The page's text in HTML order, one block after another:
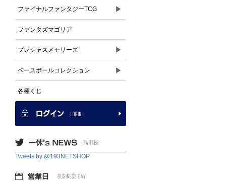
ファイナルファンタジーTCG ▶
ファンタズマゴリア
プレシャスメモリーズ ▶
ベースボールコレクション ▶
各種くじ
Tweets by @193NETSHOP